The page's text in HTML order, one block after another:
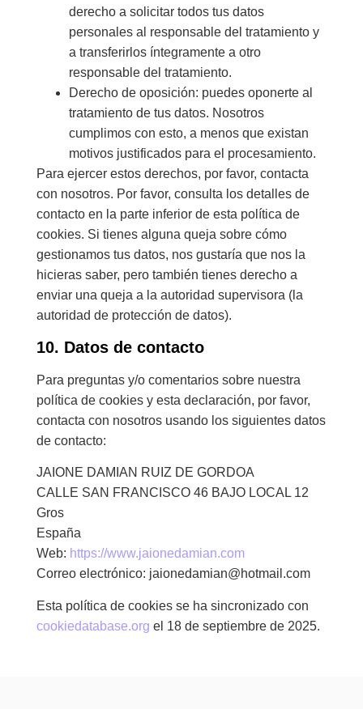
derecho a solicitar todos tus datos
personales al responsable del tratamiento y
a transferirlos íntegramente a otro
responsable del tratamiento.
Derecho de oposición: puedes oponerte al
tratamiento de tus datos. Nosotros
cumplimos con esto, a menos que existan
motivos justificados para el procesamiento.
Para ejercer estos derechos, por favor, contacta
con nosotros. Por favor, consulta los detalles de
contacto en la parte inferior de esta política de
cookies. Si tienes alguna queja sobre cómo
gestionamos tus datos, nos gustaría que nos la
hicieras saber, pero también tienes derecho a
enviar una queja a la autoridad supervisora (la
autoridad de protección de datos).
10. Datos de contacto
Para preguntas y/o comentarios sobre nuestra
política de cookies y esta declaración, por favor,
contacta con nosotros usando los siguientes datos
de contacto:
JAIONE DAMIAN RUIZ DE GORDOA
CALLE SAN FRANCISCO 46 BAJO LOCAL 12
Gros
España
Web: https://www.jaionedamian.com
Correo electrónico: jaionedamian@hotmail.com
Esta política de cookies se ha sincronizado con
cookiedatabase.org el 18 de septiembre de 2025.